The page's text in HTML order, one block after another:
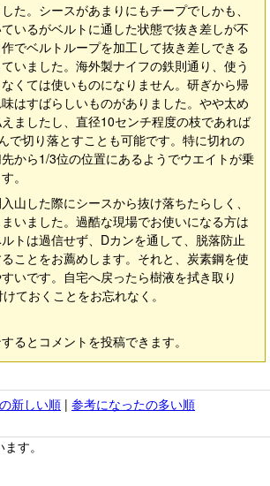
た。シースがあまりにもチープでしかも、
いるがベルトに通した状態で抜き差しが不
でベルトループを加工して抜き差しできる
いました。海外製ナイフの鉄則通り、使う
くては使いものになりません。研ぎから帰
はすばらしいものがありました。やや太め
ましたし、直径10センチ程度の枝であれば
で切り落とすことも可能です。特に切れの
から1/3位の位置にあるようでウエイトが乗
。
山した際にシースから抜け落ちたらしく、
いました。過酷な現場でお使いになる方は
トは過信せず、Dカンを通して、脱落防止
ことをお薦めします。それと、炭素鋼を使
いです。自宅へ戻ったら樹液を拭き取り
ておくことをお忘れなく。
るとコメントを投稿できます。
新しい順 | 参考になったの多い順
す。